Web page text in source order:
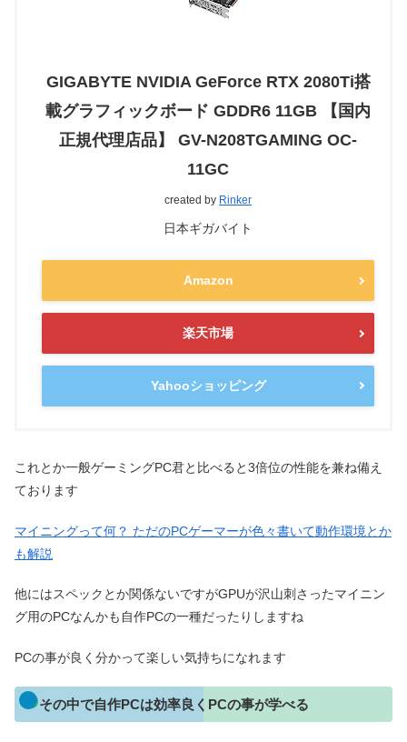
GIGABYTE NVIDIA GeForce RTX 2080Ti搭
載グラフィックボード GDDR6 11GB 【国内
正規代理店品】 GV-N208TGAMING OC-
11GC
created by Rinker
日本ギガバイト
Amazon
楽天市場
Yahooショッピング
これとか一般ゲーミングPC君と比べると3倍位の性能を兼ね備え
ております
マイニングって何？ ただのPCゲーマーが色々書いて動作環境とか
も解説
他にはスペックとか関係ないですがGPUが沢山刺さったマイニン
グ用のPCなんかも自作PCの一種だったりしますね
PCの事が良く分かって楽しい気持ちになれます
その中で自作PCは効率良くPCの事が学べる